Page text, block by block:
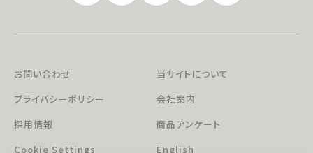
お問い合わせ
当サイトについて
プライバシーポリシー
会社案内
採用情報
商品アンケート
Cookie Settings
English